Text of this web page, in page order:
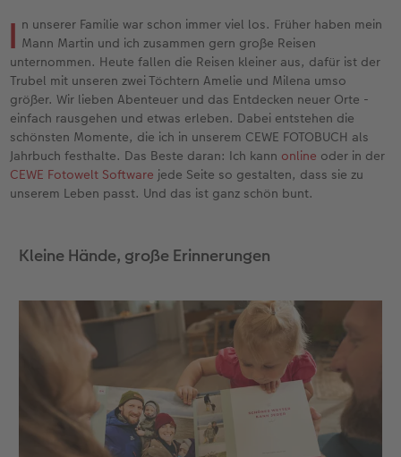
Foto-Kochbuch
Kundenbeispiele
Webinare
CEWE myPhotos
Gestaltungsideen
Neuheiten
CEWE myPhotos
Neuheiten
Extras
Gallery Print
hexxas
Willkommensschild
Wandgestaltung
Mehrteiler
Extras
Klappkarten
Fotokarten
Postkarten
Karte mit Einsteckfoto
Einzelkarten
Neuheiten
Faber-Castell
Haustierwelt
Geschenkideen
Kundenbeispiele
CEWE myPhotos
CEWE myPhotos
Neuheiten
Kundenbeispiele
Baby
Familie
Geburtstag
Fotowettbewerbe
Faszination Fotografie
I n unserer Familie war schon immer viel los. Früher haben mein
Mann Martin und ich zusammen gern große Reisen
unternommen. Heute fallen die Reisen kleiner aus, dafür ist der
Trubel mit unseren zwei Töchtern Amelie und Milena umso
größer. Wir lieben Abenteuer und das Entdecken neuer Orte -
einfach rausgehen und etwas erleben. Dabei entstehen die
schönsten Momente, die ich in unserem CEWE FOTOBUCH als
Jahrbuch festhalte. Das Beste daran: Ich kann online oder in der
CEWE Fotowelt Software jede Seite so gestalten, dass sie zu
unserem Leben passt. Und das ist ganz schön bunt.
Kleine Hände, große Erinnerungen